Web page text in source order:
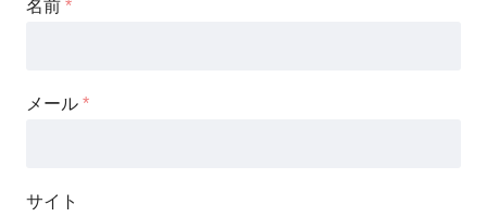
名前 *
メール *
サイト